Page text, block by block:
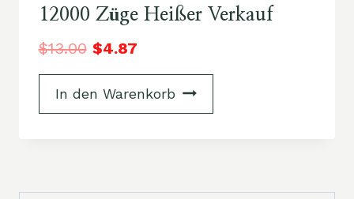
12000 Züge Heißer Verkauf
$13.00 $4.87
In den Warenkorb